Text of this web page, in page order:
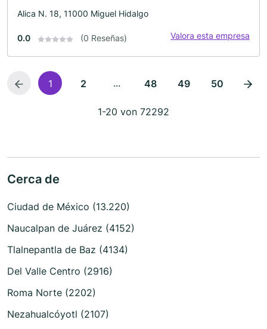
Alica N. 18, 11000 Miguel Hidalgo
0.0 (0 Reseñas) Valora esta empresa
1 2 ... 48 49 50
1-20 von 72292
Cerca de
Ciudad de México (13.220)
Naucalpan de Juárez (4152)
Tlalnepantla de Baz (4134)
Del Valle Centro (2916)
Roma Norte (2202)
Nezahualcóyotl (2107)